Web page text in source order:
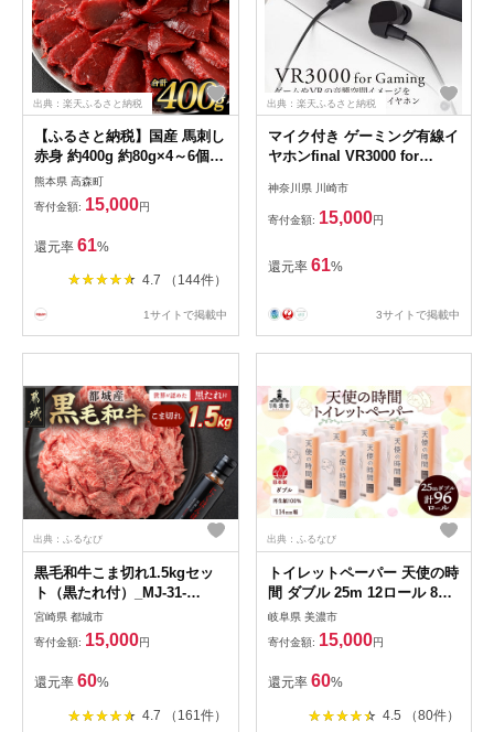
出典：楽天ふるさと納税
【ふるさと納税】国産 馬刺し
赤身 約400g 約80g×4～6個
タレ付き 15000円 1万5000円
鮮馬刺し 馬刺し 馬刺 熊本 国
産 馬肉 お肉 刺身 冷凍 真空
パック 小分け 送料無料
熊本県 高森町
寄付金額: 15,000円
還元率 61%
4.7 （144件）
1サイトで掲載中
出典：楽天ふるさと納税
マイク付き ゲーミング有線イ
ヤホンfinal VR3000 for
神奈川県 川崎市
寄付金額: 15,000円
還元率 61%
3サイトで掲載中
出典：ふるなび
黒毛和牛こま切れ1.5kgセッ
ト（黒たれ付）_MJ-31-
014_(都城市) 黒毛和牛 国産牛
肉 都城市 小間切れ(250g×6)
にくほんぽ黒たれ 小分け タ
レ もも肉 ばら肉 牛丼/肉じゃ
が/ビーフシチュー モモ肉 バ
ラ肉 牛肉 黒毛和牛 便利
宮崎県 都城市
寄付金額: 15,000円
還元率 60%
4.7 （161件）
出典：ふるなび
トイレットペーパー 天使の時
間 ダブル 25m 12ロール 8袋
計96ロール 単発・通常配送
岐阜県 美濃市
寄付金額: 15,000円
還元率 60%
4.5 （80件）